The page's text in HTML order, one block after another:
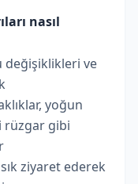
nasıl
değişiklikleri ve
yoğun
rüzgar gibi
ziyaret ederek